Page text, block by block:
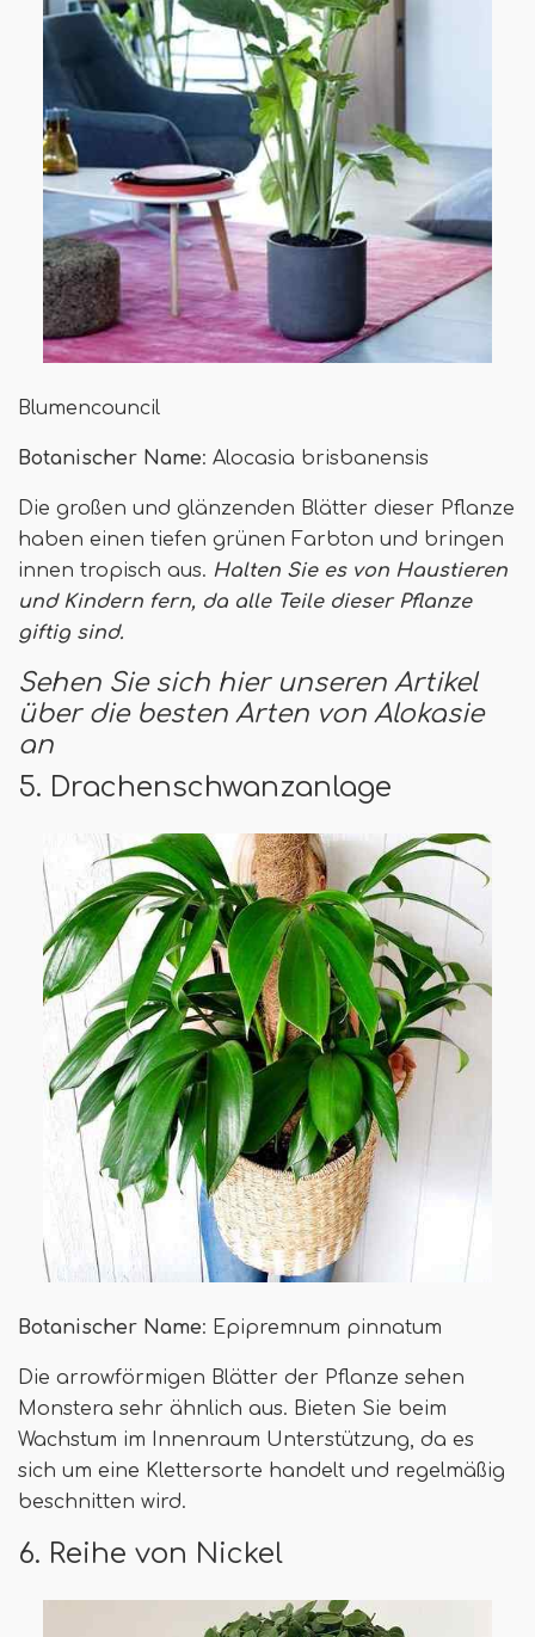
Blumencouncil
Botanischer Name: Alocasia brisbanensis
Die großen und glänzenden Blätter dieser Pflanze
haben einen tiefen grünen Farbton und bringen
innen tropisch aus. Halten Sie es von Haustieren
und Kindern fern, da alle Teile dieser Pflanze
giftig sind.
Sehen Sie sich hier unseren Artikel
über die besten Arten von Alokasie
an
5. Drachenschwanzanlage
Botanischer Name: Epipremnum pinnatum
Die arrowförmigen Blätter der Pflanze sehen
Monstera sehr ähnlich aus. Bieten Sie beim
Wachstum im Innenraum Unterstützung, da es
sich um eine Klettersorte handelt und regelmäßig
beschnitten wird.
6. Reihe von Nickel